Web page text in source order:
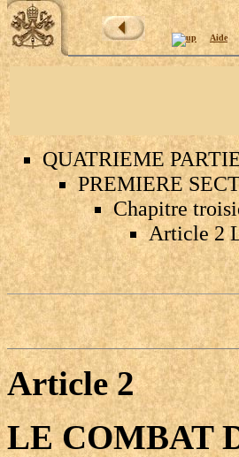
Aide
QUATRIEME
PREMIERE
Chapitre
Article 2
Article 2
LE COMBAT